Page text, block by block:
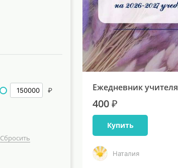
₽
Сбросить
Ежедневник учителя
400 ₽
Купить
Наталия